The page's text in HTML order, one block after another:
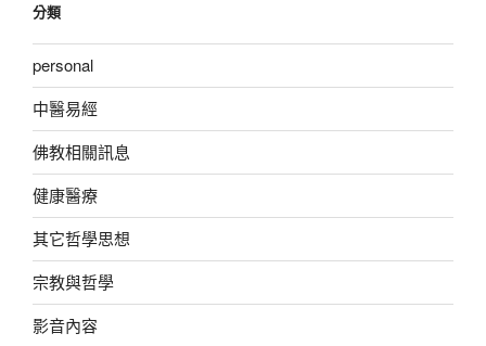
分類
personal
中醫易經
佛教相關訊息
健康醫療
其它哲學思想
宗教與哲學
影音內容